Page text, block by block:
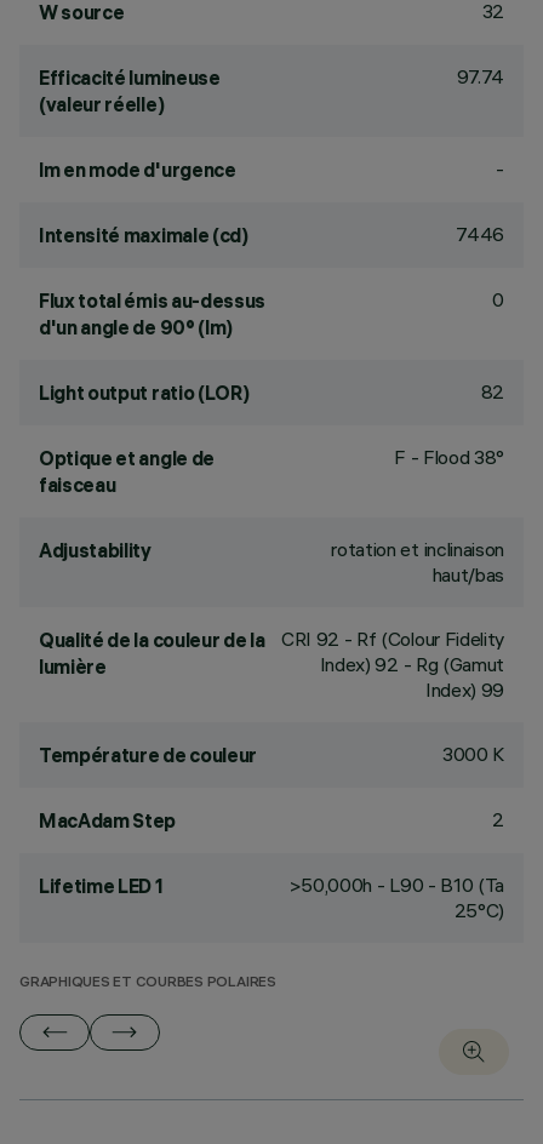
W source 32
Efficacité lumineuse
(valeur réelle)
97.74
lm en mode d'urgence -
Intensité maximale (cd) 7446
Flux total émis au-dessus
d'un angle de 90° (lm)
0
Light output ratio (LOR) 82
Optique et angle de
faisceau
F - Flood 38°
Adjustability
rotation et inclinaison
haut/bas
Qualité de la couleur de la
lumière
CRI 92 - Rf (Colour Fidelity
Index) 92 - Rg (Gamut
Index) 99
Température de couleur 3000 K
MacAdam Step 2
Lifetime LED 1
>50,000h - L90 - B10 (Ta
25°C)
GRAPHIQUES ET COURBES POLAIRES